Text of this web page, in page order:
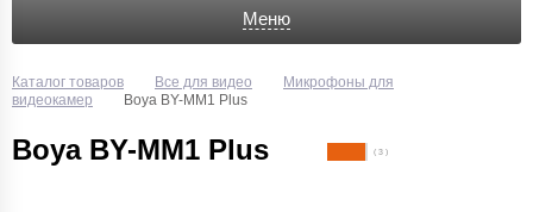
Меню
Каталог товаров Все для видео
Микрофоны для
видеокамер
Boya BY-MM1 Plus
Boya BY-MM1 Plus ( 3 )